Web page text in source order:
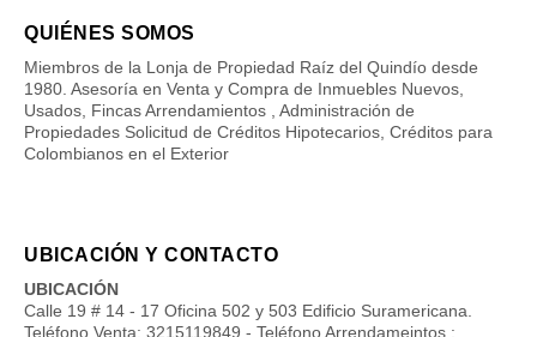
QUIÉNES SOMOS
Miembros de la Lonja de Propiedad Raíz del Quindío desde
1980. Asesoría en Venta y Compra de Inmuebles Nuevos,
Usados, Fincas Arrendamientos , Administración de
Propiedades Solicitud de Créditos Hipotecarios, Créditos para
Colombianos en el Exterior
UBICACIÓN Y CONTACTO
UBICACIÓN
Calle 19 # 14 - 17 Oficina 502 y 503 Edificio Suramericana.
Teléfono Venta: 3215119849 - Teléfono Arrendameintos :